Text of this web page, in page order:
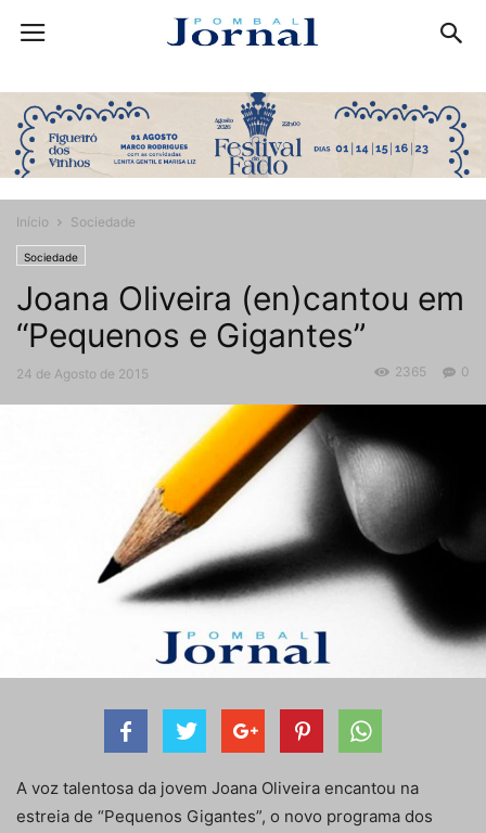
Início Sociedade
Sociedade
Joana Oliveira (en)cantou em
“Pequenos e Gigantes”
24 de Agosto de 2015 0
2365
A voz talentosa da jovem Joana Oliveira encantou na
estreia de “Pequenos Gigantes”, o novo programa dos